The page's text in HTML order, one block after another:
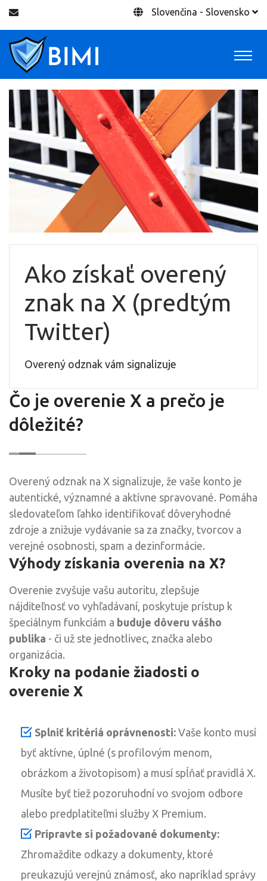
Slovenčina - Slovensko
Ako získať overený
znak na X (predtým
Twitter)
Overený odznak vám signalizuje
Čo je overenie X a prečo je
dôležité?
Overený odznak na X signalizuje, že vaše konto je
autentické, významné a aktívne spravované. Pomáha
sledovateľom ľahko identifikovať dôveryhodné
zdroje a znižuje vydávanie sa za značky, tvorcov a
verejné osobnosti, spam a dezinformácie.
Výhody získania overenia na X?
Overenie zvyšuje vašu autoritu, zlepšuje
nájditeľnosť vo vyhľadávaní, poskytuje prístup k
špeciálnym funkciám a buduje dôveru vášho
publika - či už ste jednotlivec, značka alebo
organizácia.
Kroky na podanie žiadosti o
overenie X
Splniť kritériá oprávnenosti: Vaše konto musí
byť aktívne, úplné (s profilovým menom,
obrázkom a životopisom) a musí spĺňať pravidlá X.
Musíte byť tiež pozoruhodní vo svojom odbore
alebo predplatiteľmi služby X Premium.
Pripravte si požadované dokumenty:
Zhromaždite odkazy a dokumenty, ktoré
preukazujú verejnú známosť, ako napríklad správy